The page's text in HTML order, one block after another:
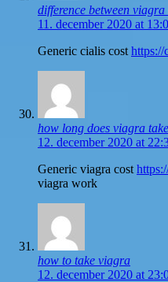
difference between
11. december 2020 at
Generic cialis cost https://
how long does viagra
12. december 2020 at
Generic viagra cost
viagra work
how to take viagra
12. december 2020 at